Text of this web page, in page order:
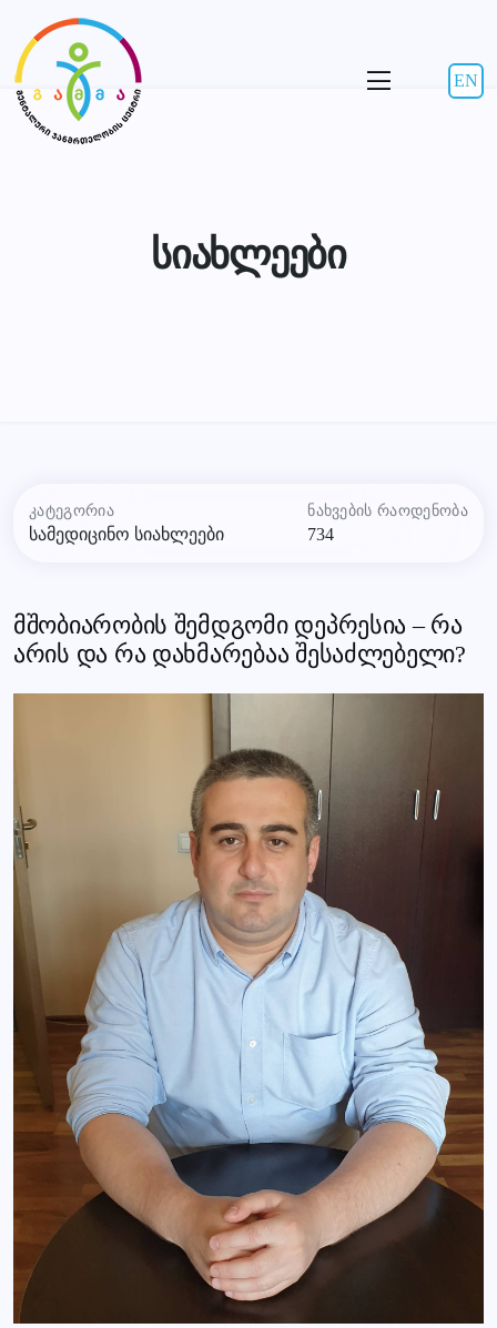
EN
სიახლეები
კატეგორია
სამედიცინო სიახლეები
ნახვების რაოდენობა
734
მშობიარობის შემდგომი დეპრესია – რა
არის და რა დახმარებაა შესაძლებელი?